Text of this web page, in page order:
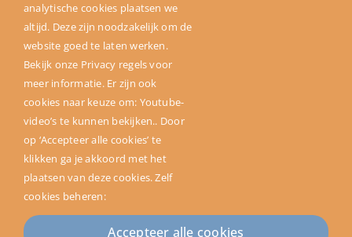
Lees meer
Copyright ©2024 SAM. All rights reserved | Powered by
Ontwerpgroep Lale
analytische cookies plaatsen we
altijd. Deze zijn noodzakelijk om de
website goed te laten werken.
Bekijk onze Privacy regels voor
meer informatie. Er zijn ook
cookies naar keuze om: Youtube-
video’s te kunnen bekijken.. Door
op ‘Accepteer alle cookies’ te
klikken ga je akkoord met het
plaatsen van deze cookies. Zelf
cookies beheren:
Accepteer alle cookies